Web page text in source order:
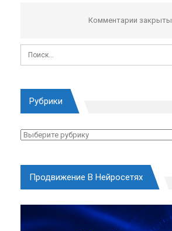
Комментарии закрыты.
Рубрики
Рубрики
Продвижение В Нейросетях